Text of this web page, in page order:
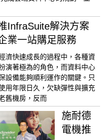
InfraSuite解決方案
業一站購足服務
濟快速成長的過程中，各種資
演著極為的角色，而資料中心
設備能夠順利運作的關鍵。只
用年限日久，欠缺彈性與擴充
舊機房，反而
施耐德
電機推